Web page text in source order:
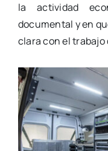
la actividad
documental y en
clara con el trabajo